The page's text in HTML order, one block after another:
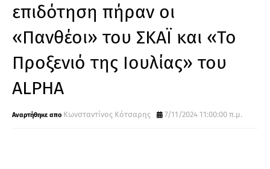
επιδότηση πήραν οι
«Πανθέοι» του ΣΚΑΪ και «Το
Προξενιό της Ιουλίας» του
ALPHA
Κωνσταντίνος Κότσαρης 7/11/2024 11:00:00 π.μ.